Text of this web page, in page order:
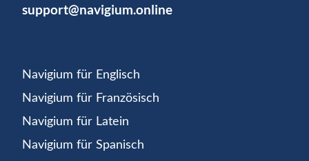
support@navigium.online
Navigium für Englisch
Navigium für Französisch
Navigium für Latein
Navigium für Spanisch